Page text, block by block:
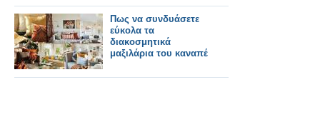
Πως να συνδυάσετε
εύκολα τα
διακοσμητικά
μαξιλάρια του καναπέ